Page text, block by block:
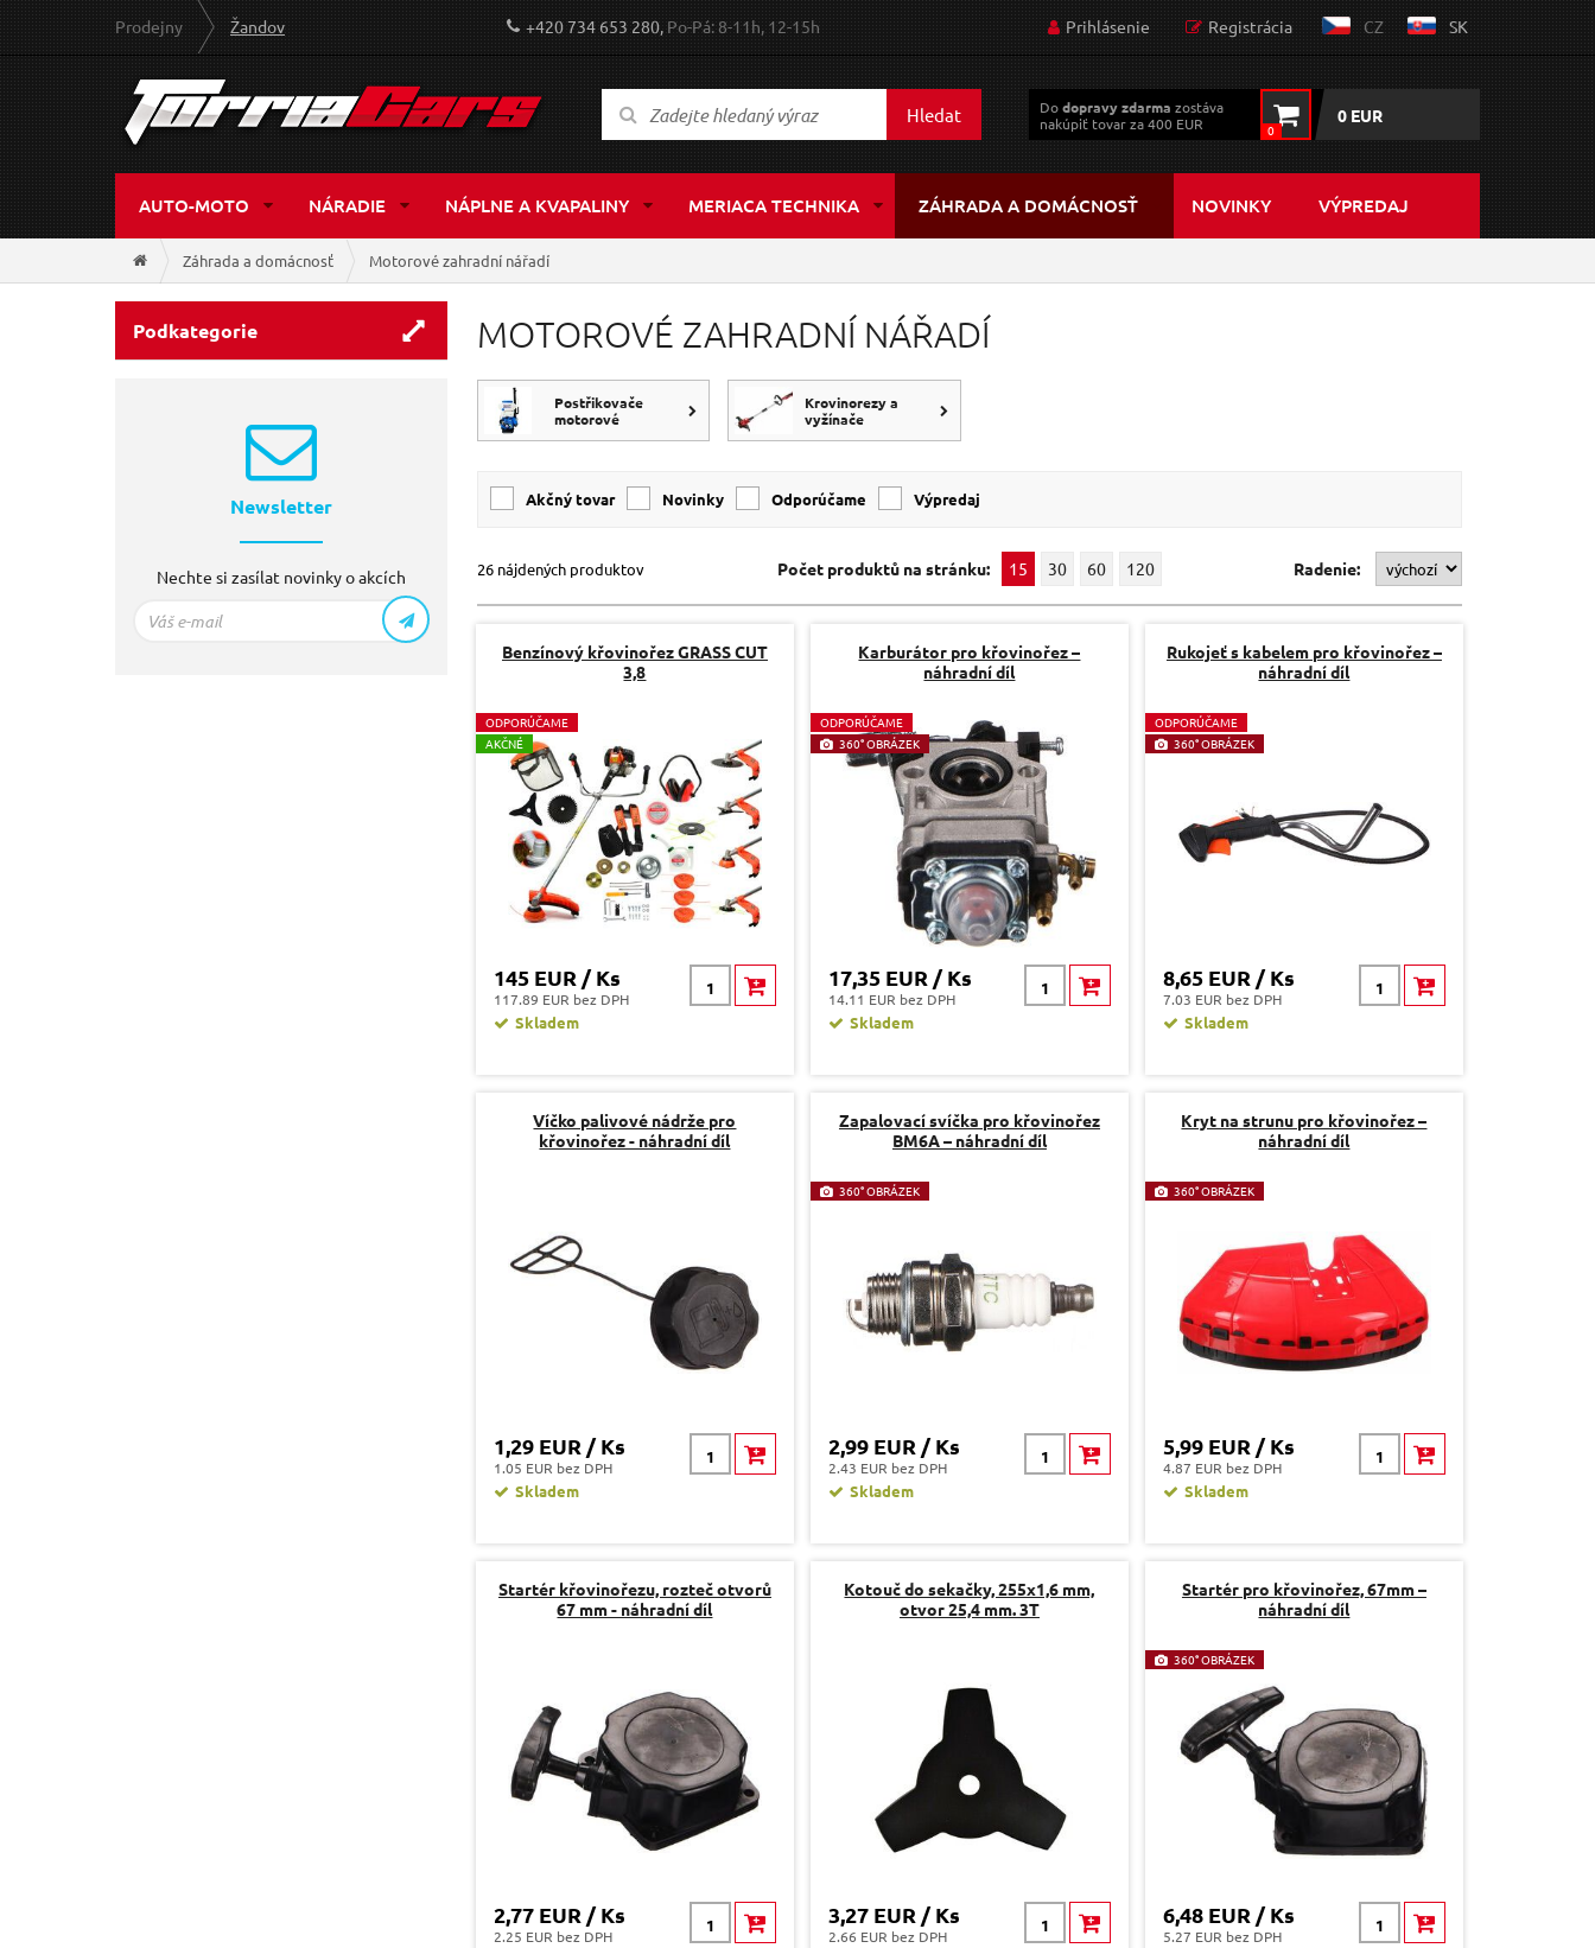
Prodejny Žandov +420 734 653 280, Po-Pá: 8-11h, 12-15h Prihlásenie Registrácia CZ SK
Hledat Dodopravy zdarma zostáva
nakúpiť tovar za 400 EUR
0
0 EUR
AUTO-MOTO NÁRADIE NÁPLNE A KVAPALINY MERIACA TECHNIKA ZÁHRADA A DOMÁCNOSŤ NOVINKY VÝPREDAJ
Záhrada a domácnosť Motorové zahradní nářadí
Podkategorie
Newsletter
Nechte si zasílat novinky o akcích
MOTOROVÉ ZAHRADNÍ NÁŘADÍ
Postřikovače
motorové
Krovinorezy a
vyžínače
Akčný tovar Novinky Odporúčame Výpredaj
26 nájdených produktov Počet produktů na stránku: 15 30 60 120 Radenie:
Benzínový křovinořez GRASS CUT
3,8
ODPORÚČAME
AKČNÉ
145 EUR / Ks
117.89 EUR bez DPH
Skladem
Karburátor pro křovinořez –
náhradní díl
ODPORÚČAME
360° OBRÁZEK
17,35 EUR / Ks
14.11 EUR bez DPH
Skladem
Rukojeť s kabelem pro křovinořez –
náhradní díl
ODPORÚČAME
360° OBRÁZEK
8,65 EUR / Ks
7.03 EUR bez DPH
Skladem
Víčko palivové nádrže pro
křovinořez - náhradní díl
1,29 EUR / Ks
1.05 EUR bez DPH
Skladem
Zapalovací svíčka pro křovinořez
BM6A – náhradní díl
360° OBRÁZEK
2,99 EUR / Ks
2.43 EUR bez DPH
Skladem
Kryt na strunu pro křovinořez –
náhradní díl
360° OBRÁZEK
5,99 EUR / Ks
4.87 EUR bez DPH
Skladem
Startér křovinořezu, rozteč otvorů
67 mm - náhradní díl
2,77 EUR / Ks
2.25 EUR bez DPH
Kotouč do sekačky, 255x1,6 mm,
otvor 25,4 mm. 3T
3,27 EUR / Ks
2.66 EUR bez DPH
Startér pro křovinořez, 67mm –
náhradní díl
360° OBRÁZEK
6,48 EUR / Ks
5.27 EUR bez DPH